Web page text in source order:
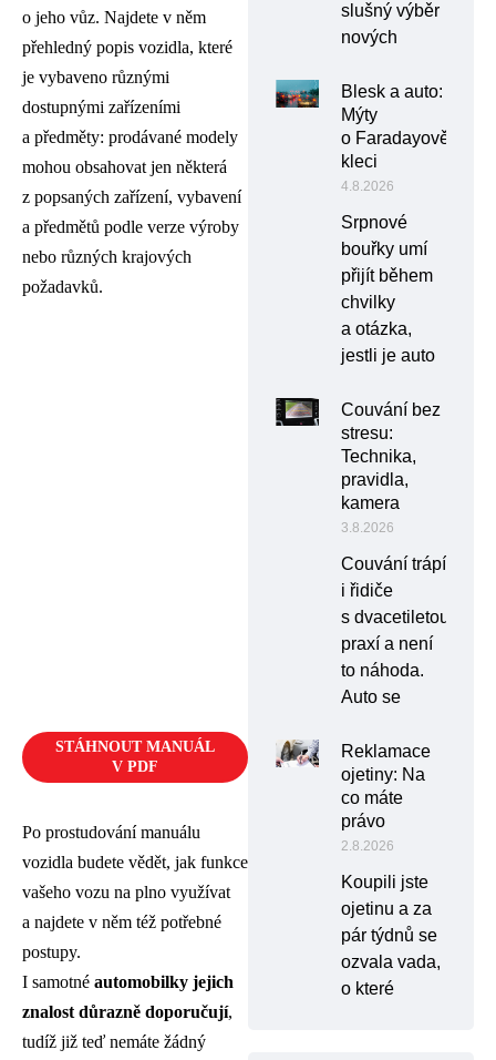
o jeho vůz. Najdete v něm
přehledný popis vozidla, které
je vybaveno různými
dostupnými zařízeními
a předměty: prodávané modely
mohou obsahovat jen některá
z popsaných zařízení, vybavení
a předmětů podle verze výroby
nebo různých krajových
požadavků.
STÁHNOUT MANUÁL
V PDF
Po prostudování manuálu
vozidla budete vědět, jak funkce
vašeho vozu na plno využívat
a najdete v něm též potřebné
postupy.
I samotné automobilky jejich
znalost důrazně doporučují,
tudíž již teď nemáte žádný
slušný výběr
nových
Blesk a auto:
Mýty
o Faradayově
kleci
4.8.2026
Srpnové
bouřky umí
přijít během
chvilky
a otázka,
jestli je auto
Couvání bez
stresu:
Technika,
pravidla,
kamera
3.8.2026
Couvání trápí
i řidiče
s dvacetiletou
praxí a není
to náhoda.
Auto se
Reklamace
ojetiny: Na
co máte
právo
2.8.2026
Koupili jste
ojetinu a za
pár týdnů se
ozvala vada,
o které